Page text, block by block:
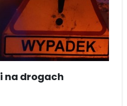
na drogach